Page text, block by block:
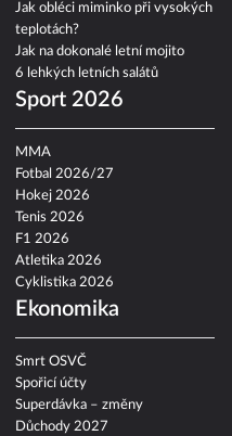
Jak obléci miminko při vysokých
teplotách?
Jak na dokonalé letní mojito
6 lehkých letních salátů
Sport 2026
MMA
Fotbal 2026/27
Hokej 2026
Tenis 2026
F1 2026
Atletika 2026
Cyklistika 2026
Ekonomika
Smrt OSVČ
Spořicí účty
Superdávka – změny
Důchody 2027